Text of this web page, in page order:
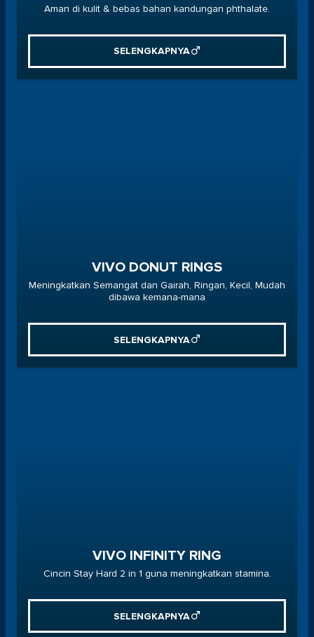
Aman di kulit & bebas bahan kandungan phthalate.
SELENGKAPNYA
VIVO DONUT RINGS
Meningkatkan Semangat dan Gairah, Ringan, Kecil, Mudah
dibawa kemana-mana
SELENGKAPNYA
VIVO INFINITY RING
Cincin Stay Hard 2 in 1 guna meningkatkan stamina.
SELENGKAPNYA